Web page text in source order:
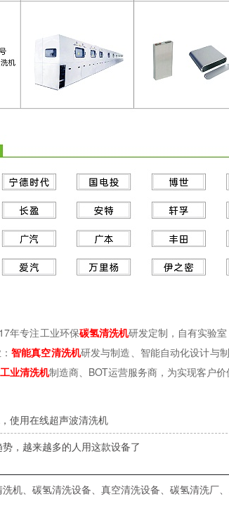
年专注工业环保碳氢清洗机研发定制，自有实验
智能真空清洗机研发与制造、智能自动化设计与
工业清洗机制造商、BOT运营服务商，为实现客户
使用在线超声波清洗机
，越来越多的人用这款设备了
机、碳氢清洗设备、真空清洗设备、碳氢清洗厂